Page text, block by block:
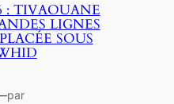
: TIVAOUANE
LIGNES
SOUS
par